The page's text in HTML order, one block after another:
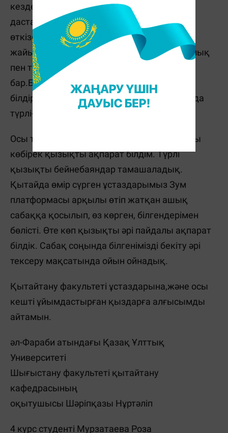
кездесу үшін алыстан келеді.Барлығы бір
дастархан басында көңілді кеш
өткізеді.Мерекелік дастархан
жайылады,міндетті түрде дастарханда балық
пен тауық болуы қажет.Бұнын да өз мәңі
бар.Бұл молшылық пен байлықты
білдіреді.Олар түні бойы көз ілмейді.Аспанда
түрлі-түсті отшашулар атылады.
Осы тәрбие кеші арқылы бұл мереке жайлы
көбірек қызықты ақпарат білдім. Түрлі
қызықты бейнебаяндар тамашаладық.
Қытайда өмір сүрген ұстаздарымыз Зум
платформасы арқылы өтіп жатқан ашық
сабаққа қосылып, өз көрген, білгендерімен
бөлісті. Өте көп қызықты әрі пайдалы ақпарат
білдік. Сабақ соңында білгенімізді бекіту әрі
тексеру мақсатында ойын ойнадық.
Қытайтану факультеті ұстаздарына,және осы
кешті ұйымдастырған қыздарға алғысымды
айтамын.
әл-Фараби атындағы Қазақ Ұлттық
Университеті
Шығыстану факультеті қытайтану
кафедрасының
оқытушысы Шәріпқазы Нұртәліп
4 курс студенті Мурзатаева Роза